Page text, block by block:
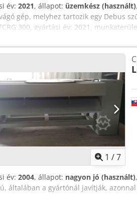
év: 2021, állapot: üzemkész (használt)
gép, melyhez tartozik egy Debus
300, gyártási év: 2021,
330 mm, max. befogatható
15 mm, min. falvastagság papír
kb. 2-3 mm, teljesítmény: kb. 180-300
Dspfx Aikjck 2) Debus
30 m³/perc. Dokumentáció
1 /7
év: 2004, állapot: nagyon jó (használt)
általában a gyártónál javítják,